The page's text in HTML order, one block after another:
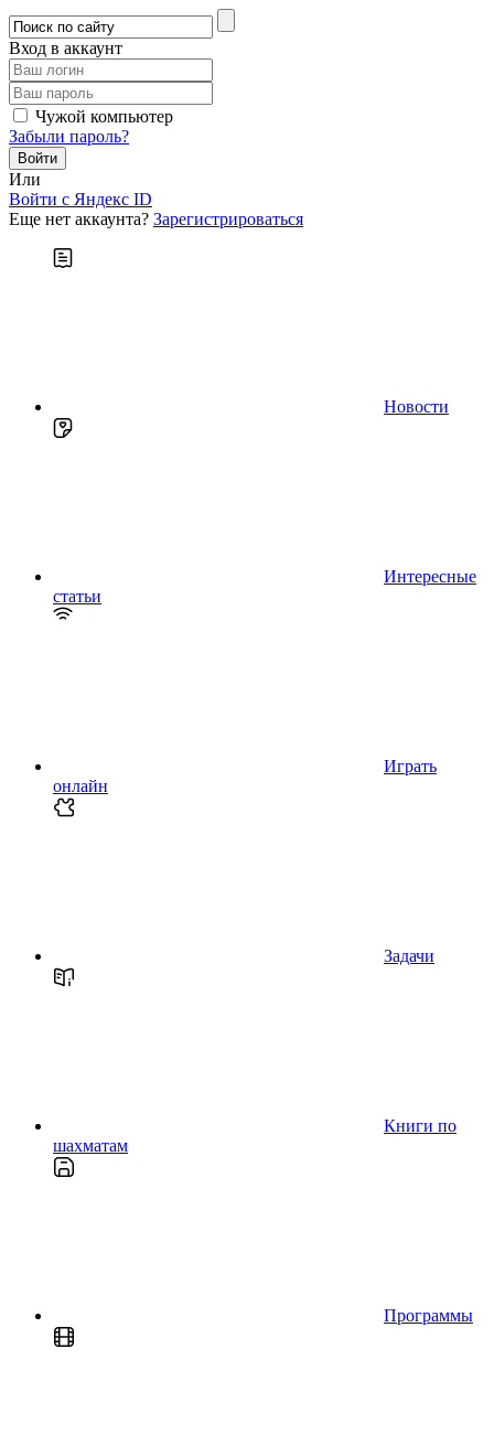
Вход в аккаунт
Чужой компьютер
Забыли пароль?
Или
Войти c Яндекс ID
Еще нет аккаунта? Зарегистрироваться
Новости
Интересные
статьи
Играть
онлайн
Задачи
Книги по
шахматам
Программы